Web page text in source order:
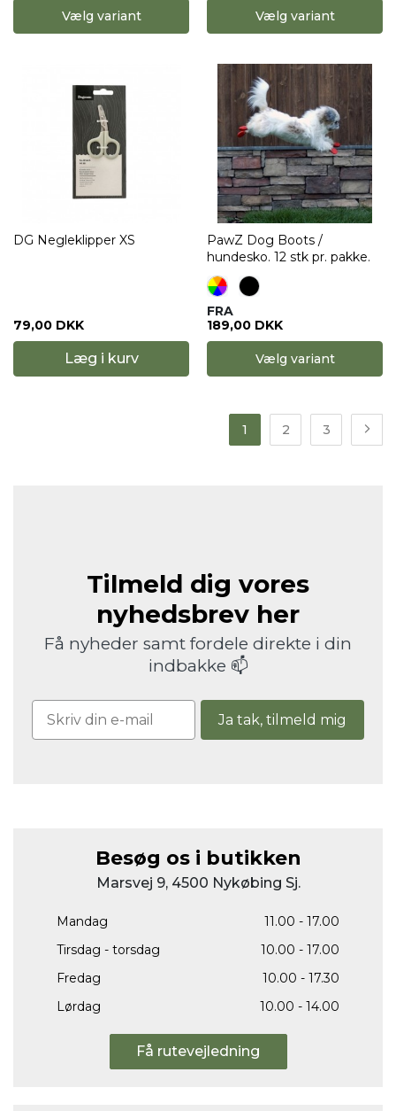
Vælg variant Vælg variant
DG Negleklipper XS
79,00 DKK
Læg i kurv
PawZ Dog Boots /
hundesko. 12 stk pr. pakke.
FRA
189,00 DKK
Vælg variant
1 2 3
Tilmeld dig vores
nyhedsbrev her
Få nyheder samt fordele direkte i din
indbakke 📫
Ja tak, tilmeld mig
Besøg os i butikken
Marsvej 9, 4500 Nykøbing Sj.
Mandag
11.00 - 17.00
Tirsdag - torsdag
10.00 - 17.00
Fredag
10.00 - 17.30
Lørdag
10.00 - 14.00
Få rutevejledning